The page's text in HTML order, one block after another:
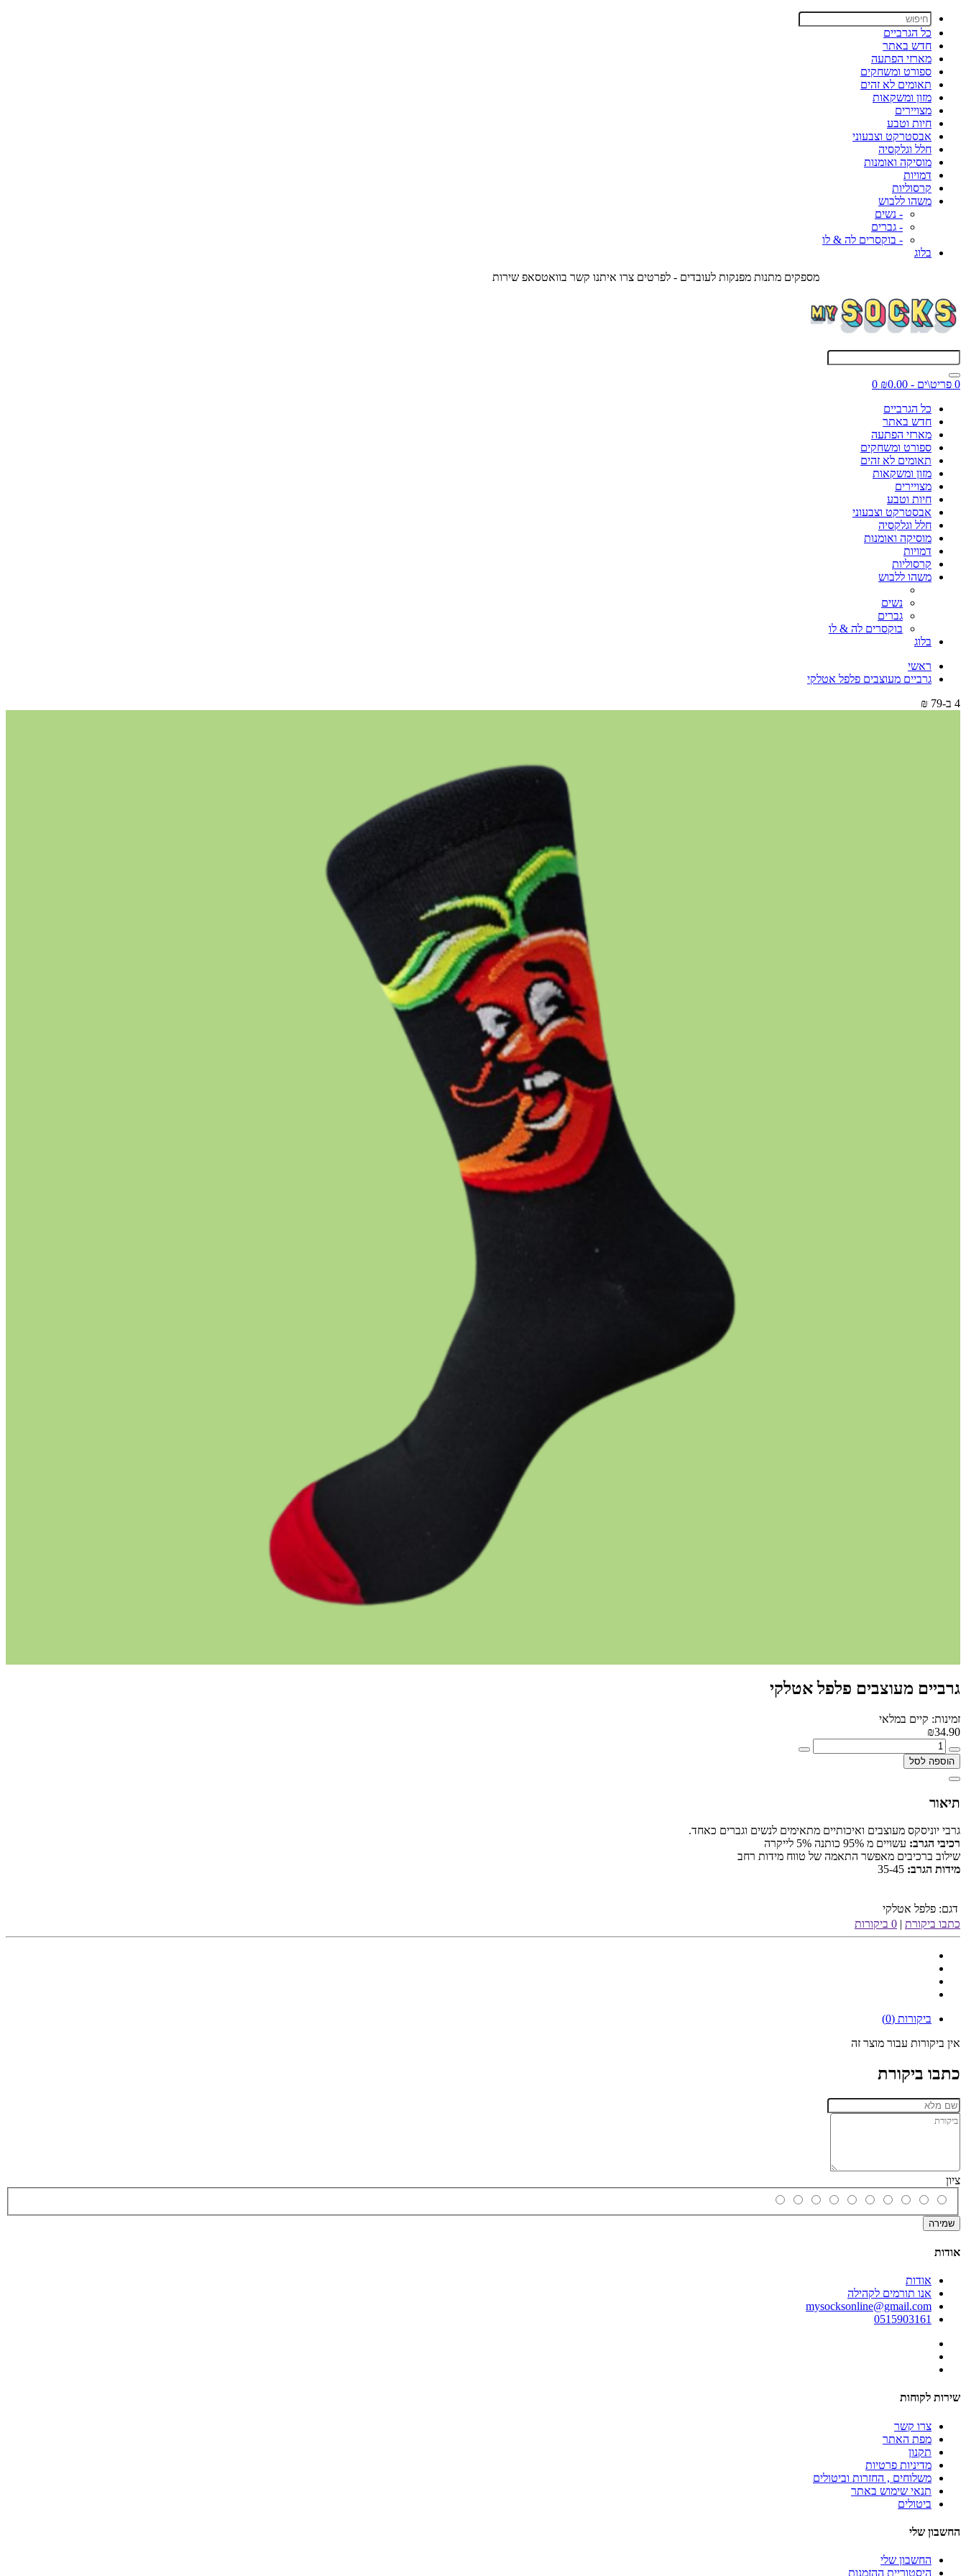
כל הגרביים
חדש באתר
מארזי הפתעה
ספורט ומשחקים
תאומים לא זהים
מזון ומשקאות
מצויירים
חיות וטבע
אבסטרקט וצבעוני
חלל וגלקסיה
מוסיקה ואומנות
דמויות
קרסוליות
משהו ללבוש
- נשים
- גברים
- בוקסרים לה & לו
בלוג
מספקים מתנות מפנקות לעובדים - לפרטים צרו איתנו קשר בוואטסאפ שירות
0 פריט\ים - ₪0.00
0
כל הגרביים
חדש באתר
מארזי הפתעה
ספורט ומשחקים
תאומים לא זהים
מזון ומשקאות
מצויירים
חיות וטבע
אבסטרקט וצבעוני
חלל וגלקסיה
מוסיקה ואומנות
דמויות
קרסוליות
משהו ללבוש
נשים
גברים
בוקסרים לה & לו
בלוג
ראשי
גרביים מעוצבים פלפל אטלקי
4 ב-79 ₪
גרביים מעוצבים פלפל אטלקי
זמינות: קיים במלאי
₪34.90
הוספה לסל
תיאור
גרבי יוניסקס מעוצבים ואיכותיים מתאימים לנשים וגברים כאחד.
רכיבי הגרב: עשויים מ 95% כותנה 5% לייקרה
שילוב ברכיבים מאפשר התאמה של טווח מידות רחב
מידות הגרב: 35-45
דגם: פלפל אטלקי
כתבו ביקורת | 0 ביקורות
ביקורות (0)
אין ביקורות עבור מוצר זה
כתבו ביקורת
ציון
שמירה
אודות
אודות
אנו תורמים לקהילה
mysocksonline@gmail.com
0515903161
שירות לקוחות
צרו קשר
מפת האתר
תקנון
מדיניות פרטיות
משלוחים , החזרות וביטולים
תנאי שימוש באתר
ביטולים
החשבון שלי
החשבון שלי
היסטוריית ההזמנות